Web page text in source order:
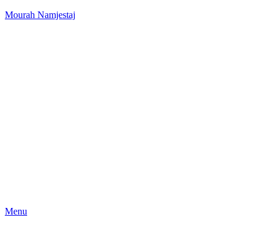
Mourah Namjestaj
Menu